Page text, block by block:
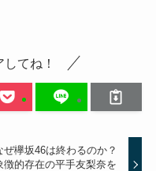
てね！
ぜ欅坂46は終わるのか？
徴的存在の平手友梨奈を